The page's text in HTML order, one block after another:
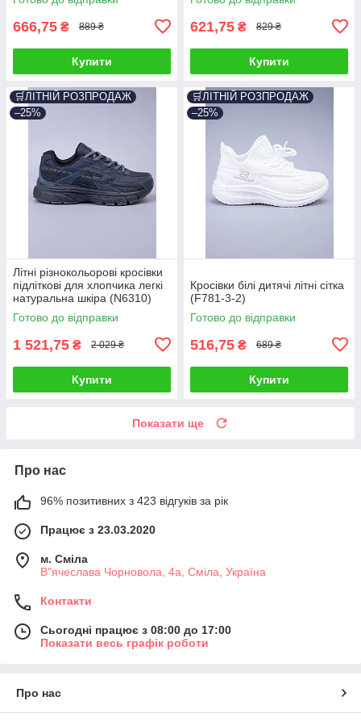
666,75 ₴ 889 ₴
Купити
621,75 ₴ 829 ₴
Купити
🛒ЛІТНІЙ РОЗПРОДАЖ
–25%
Літні різнокольорові кросівки
підліткові для хлопчика легкі
натуральна шкіра (N6310)
Готово до відправки
1 521,75 ₴ 2 029 ₴
Купити
🛒ЛІТНІЙ РОЗПРОДАЖ
–25%
Кросівки білі дитячі літні сітка
(F781-3-2)
Готово до відправки
516,75 ₴ 689 ₴
Купити
Показати ще
Про нас
96% позитивних з 423 відгуків за рік
Працює з 23.03.2020
м. Сміла
В"ячеслава Чорновола, 4а, Сміла, Україна
Контакти
Сьогодні працює з 08:00 до 17:00
Показати весь графік роботи
Про нас